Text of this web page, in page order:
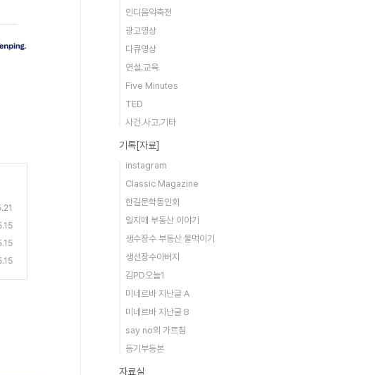
인디음악축전
광고영상
다큐영상
연설.교육
Five Minutes
TED
사건.사고.기타
기록[자료]
instagram
Classic Magazine
한길문학동인회
일지매 부동산 이야기
생수장수 부동산 물먹이기
생선장수아버지
김PD오늘1
미네르바 지난글 A
미네르바 지난글 B
say no의 가르침
등기부등본
자료실